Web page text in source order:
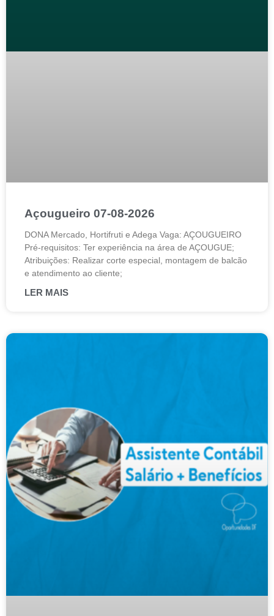
Açougueiro 07-08-2026
DONA Mercado, Hortifruti e Adega Vaga: AÇOUGUEIRO
Pré-requisitos: Ter experiência na área de AÇOUGUE;
Atribuições: Realizar corte especial, montagem de balcão
e atendimento ao cliente;
LER MAIS